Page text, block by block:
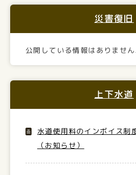
災害復旧
公開している情報はありません
上下水道
水道使用料のインボイス制
（お知らせ）